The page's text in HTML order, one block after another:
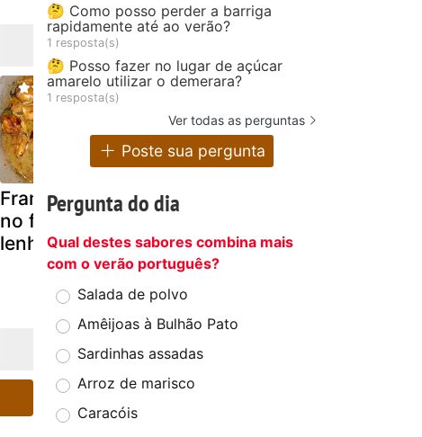
Frango caipira
no fogão à
lenha
Frango de caril
🤔 Como posso perder a barriga
rapidamente até ao verão?
1 resposta(s)
🤔 Posso fazer no lugar de açúcar
amarelo utilizar o demerara?
1 resposta(s)
Ver todas as perguntas
Poste sua pergunta
Pergunta do dia
Qual destes sabores combina mais
com o verão português?
Salada de polvo
Amêijoas à Bulhão Pato
Sardinhas assadas
Arroz de marisco
Caracóis